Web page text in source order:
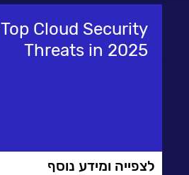
Top Cloud Security
Threats in 2025
לצפייה ומידע נוסף